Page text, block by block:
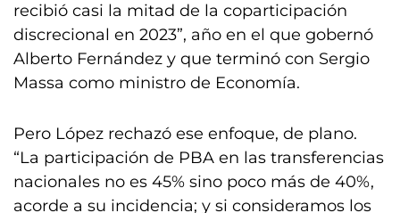
recibió casi la mitad de la coparticipación
discrecional en 2023”, año en el que gobernó
Alberto Fernández y que terminó con Sergio
Massa como ministro de Economía.
Pero López rechazó ese enfoque, de plano.
“La participación de PBA en las transferencias
nacionales no es 45% sino poco más de 40%,
acorde a su incidencia; y si consideramos los